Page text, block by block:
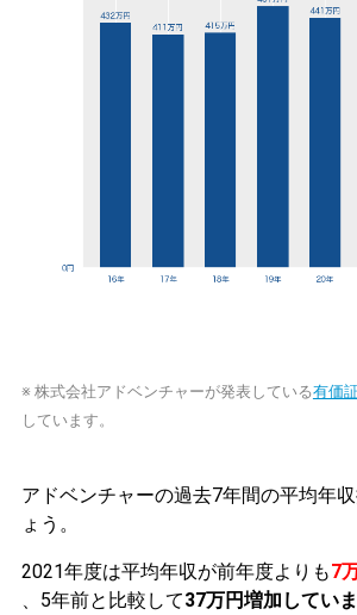
※ 株式会社アドベンチャーが発表している有価
しています。
アドベンチャーの過去7年間の平均年
ょう。
2021年度は平均年収が前年度よりも7
、5年前と比較して37万円増加していま